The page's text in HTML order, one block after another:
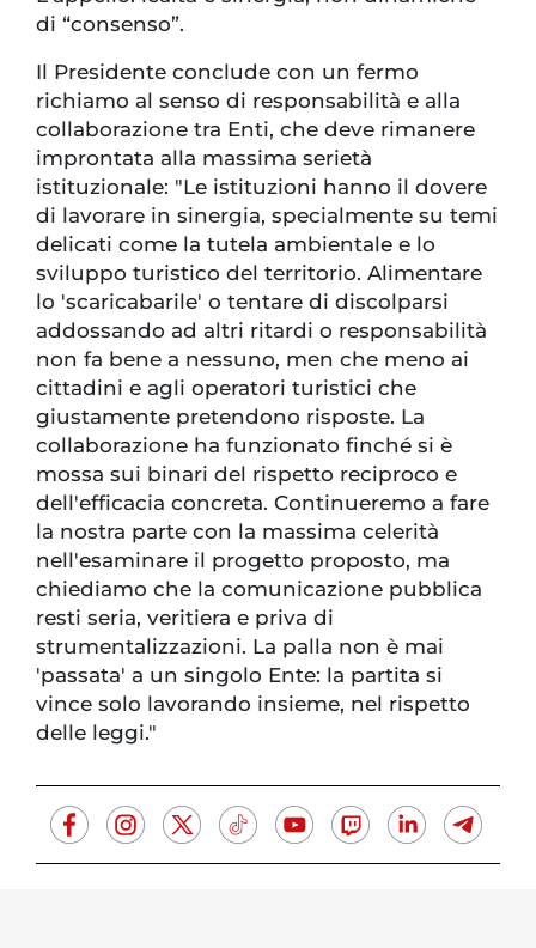
di “consenso”.
Il Presidente conclude con un fermo
richiamo al senso di responsabilità e alla
collaborazione tra Enti, che deve rimanere
improntata alla massima serietà
istituzionale: "Le istituzioni hanno il dovere
di lavorare in sinergia, specialmente su temi
delicati come la tutela ambientale e lo
sviluppo turistico del territorio. Alimentare
lo 'scaricabarile' o tentare di discolparsi
addossando ad altri ritardi o responsabilità
non fa bene a nessuno, men che meno ai
cittadini e agli operatori turistici che
giustamente pretendono risposte. La
collaborazione ha funzionato finché si è
mossa sui binari del rispetto reciproco e
dell'efficacia concreta. Continueremo a fare
la nostra parte con la massima celerità
nell'esaminare il progetto proposto, ma
chiediamo che la comunicazione pubblica
resti seria, veritiera e priva di
strumentalizzazioni. La palla non è mai
'passata' a un singolo Ente: la partita si
vince solo lavorando insieme, nel rispetto
delle leggi."